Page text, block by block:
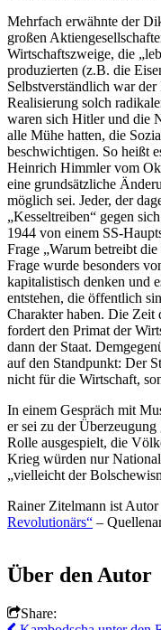
Mehrfach erwähnte der
großen
Wirtschaftszweige, die
produzierten (z.B. die
Selbstverständlich war
Realisierung solch
waren sich Hitler und die
alle Mühe hatten, die
beschwichtigen. So heißt
Heinrich Himmler vom
eine grundsätzliche
möglich sei. Jeder, der
„Kesseltreiben“ gegen
1944 von einem SS-
Frage „Warum betreibt
Frage wurde besonders
kapitalistisch denken und
entstehen, die öffentlich
Charakter haben. Die Zeit
fordert den Primat der
dann der Staat.
auf den Standpunkt: Der
nicht für die Wirtschaft,
In einem Gespräch mit
er sei zu der
Rolle ausgespielt, die
Krieg würden nur
„vielleicht der
Rainer Zitelmann ist Autor
Revolutionärs“ –
Über den Autor
Share: